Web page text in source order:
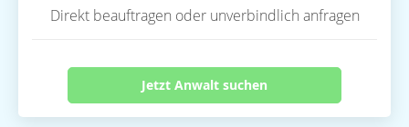
Direkt beauftragen oder unverbindlich anfragen
Jetzt Anwalt suchen